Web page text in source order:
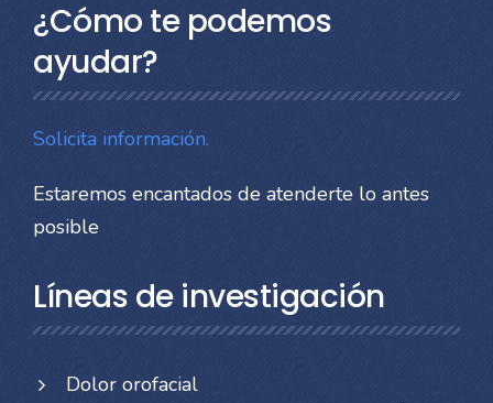
¿Cómo te podemos
ayudar?
Solicita información.
Estaremos encantados de atenderte lo antes
posible
Líneas de investigación
Dolor orofacial